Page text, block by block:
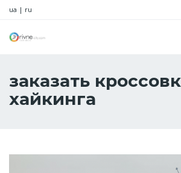
ua | ru
заказать
хайкинга